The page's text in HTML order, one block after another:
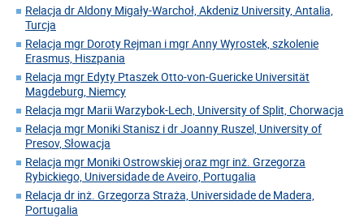
Relacja dr Aldony Migały-Warchoł, Akdeniz University, Antalia,
Turcja
Relacja mgr Doroty Rejman i mgr Anny Wyrostek, szkolenie
Erasmus, Hiszpania
Relacja mgr Edyty Ptaszek Otto-von-Guericke Universität
Magdeburg, Niemcy
Relacja mgr Marii Warzybok-Lech, University of Split, Chorwacja
Relacja mgr Moniki Stanisz i dr Joanny Ruszel, University of
Presov, Słowacja
Relacja mgr Moniki Ostrowskiej oraz mgr inż. Grzegorza
Rybickiego, Universidade de Aveiro, Portugalia
Relacja dr inż. Grzegorza Straża, Universidade de Madera,
Portugalia